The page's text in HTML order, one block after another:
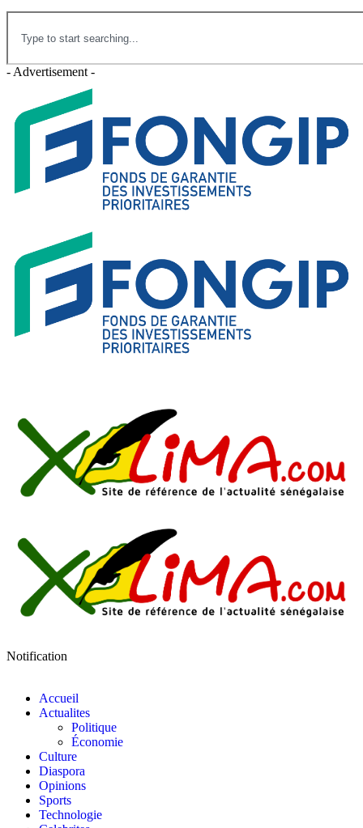
- Advertisement -
Notification
Accueil
Actualites
Politique
Économie
Culture
Diaspora
Opinions
Sports
Technologie